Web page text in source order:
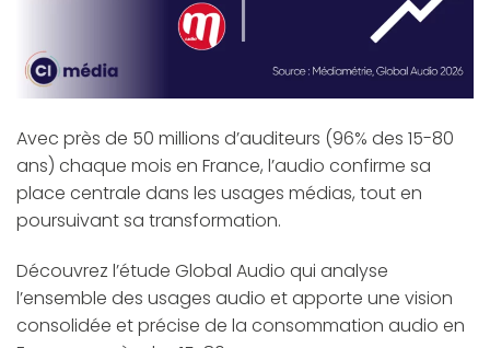
Avec près de 50 millions d’auditeurs (96% des 15-80
ans) chaque mois en France, l’audio confirme sa
place centrale dans les usages médias, tout en
poursuivant sa transformation.
Découvrez l’étude Global Audio qui analyse
l’ensemble des usages audio et apporte une vision
consolidée et précise de la consommation audio en